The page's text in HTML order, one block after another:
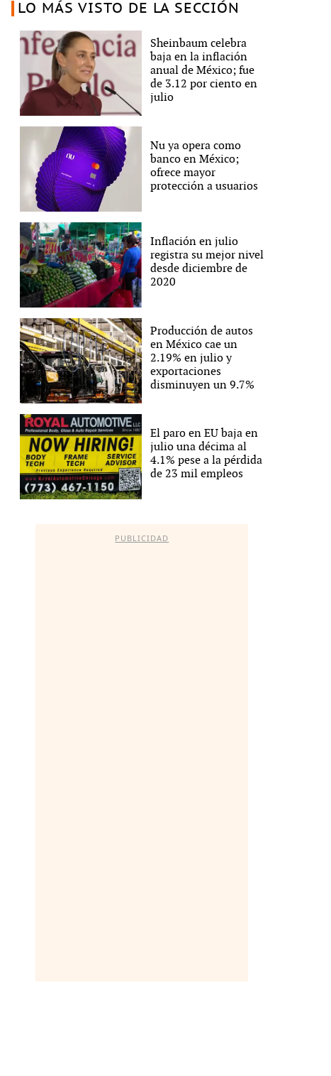
LO MÁS VISTO DE LA SECCIÓN
Sheinbaum celebra
baja en la inflación
anual de México; fue
de 3.12 por ciento en
julio
Nu ya opera como
banco en México;
ofrece mayor
protección a usuarios
Inflación en julio
registra su mejor nivel
desde diciembre de
2020
Producción de autos
en México cae un
2.19% en julio y
exportaciones
disminuyen un 9.7%
El paro en EU baja en
julio una décima al
4.1% pese a la pérdida
de 23 mil empleos
PUBLICIDAD